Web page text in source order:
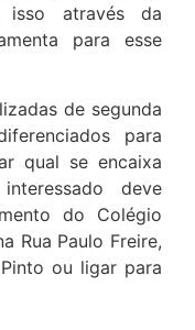
isso através da
para esse
de segunda
para
qual se encaixa
deve
do Colégio
Rua Paulo Freire,
ou ligar para